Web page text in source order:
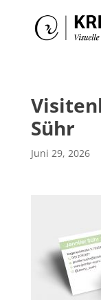
Sühr
Juni 29, 2026